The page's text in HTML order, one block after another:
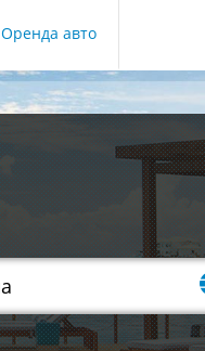
Оренда авто